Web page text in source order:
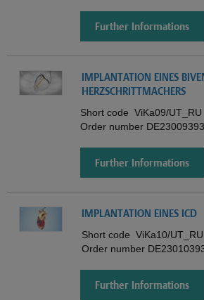
Further Informations
IMPLANTATION EINES
HERZSCHRITTMACHERS
Short code ViKa09/UT_RU
Order number DE23009393
Further Informations
IMPLANTATION EINES ICD
Short code ViKa10/UT_RU
Order number
Further Informations